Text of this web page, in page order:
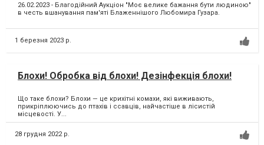
26.02.2023 - Благодійний Аукціон "Моє велике бажання бути людиною"
в честь вшанування пам'яті Блаженнішого Любомира Гузара.
1 березня 2023 р.
Блохи! Обробка від блохи! Дезінфекція блохи!
Що таке блохи? Блохи — це крихітні комахи, які виживають,
прикріплюючись до птахів і ссавців, найчастіше в лісистій
місцевості. У...
28 грудня 2022 р.